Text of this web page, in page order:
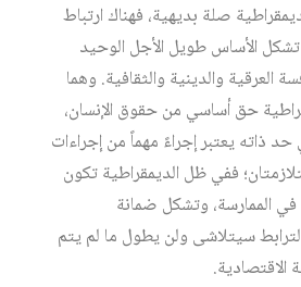
صلة بديهية، فهناك ارتباط
تشكل الأساس طويل الأجل الوحيد
العرقية والدينية والثقافية. وهما
حق أساسي من حقوق الإنسان،
ذاته يعتبر إجراءً مهماً من إجراءات
ففي ظل الديمقراطية تكون
الممارسة، وتشكل ضمانة
سيتلاشى ولن يطول ما لم يتم
الاقتصادية.